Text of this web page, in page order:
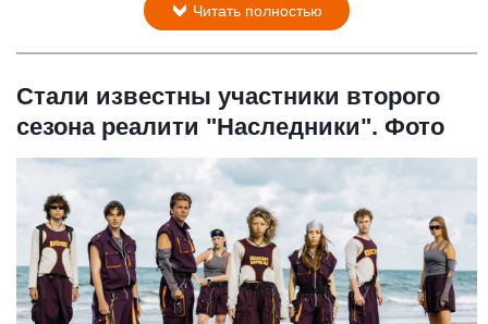
Читать полностью
Стали известны участники второго
сезона реалити "Наследники". Фото